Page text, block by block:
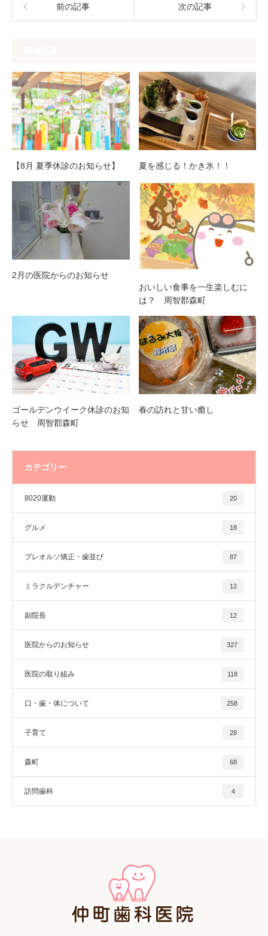
前の記事 次の記事
【8月 夏季休診のお知らせ】 夏を感じる！かき氷！！
2月の医院からのお知らせ
おいしい食事を一生楽しむに
は？ 周智郡森町
ゴールデンウイーク休診のお知
らせ 周智郡森町
春の訪れと甘い癒し
カテゴリー
8020運動 20
グルメ 18
プレオルソ矯正・歯並び 87
ミラクルデンチャー 12
副院長 12
医院からのお知らせ 327
医院の取り組み 118
口・歯・体について 258
子育て 28
森町 68
訪問歯科 4